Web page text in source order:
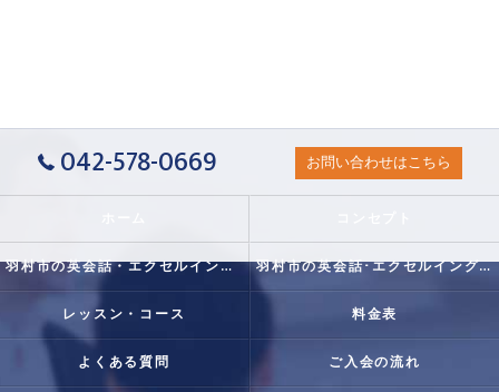
042-578-0669 お問い合わせはこちら
羽村市の英会話・エクセルイングリッシュクラブの口コミ情報 羽村市の英会話･エクセルイングリッシュクラブの評判
レッスン・コース 料金表
よくある質問 ご入会の流れ